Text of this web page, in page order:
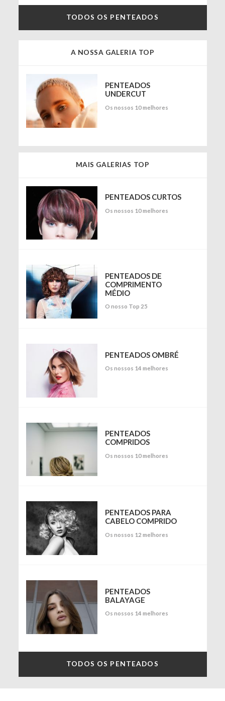
TODOS OS PENTEADOS
A NOSSA GALERIA TOP
PENTEADOS
UNDERCUT
Os nossos 10 melhores
MAIS GALERIAS TOP
PENTEADOS CURTOS
Os nossos 10 melhores
PENTEADOS DE
COMPRIMENTO
MÉDIO
O nosso Top 25
PENTEADOS OMBRÉ
Os nossos 14 melhores
PENTEADOS
COMPRIDOS
Os nossos 10 melhores
PENTEADOS PARA
CABELO COMPRIDO
Os nossos 12 melhores
PENTEADOS
BALAYAGE
Os nossos 14 melhores
TODOS OS PENTEADOS